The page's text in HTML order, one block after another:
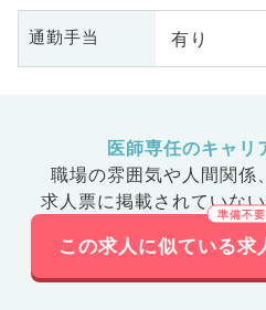
通勤手当 有り
医師専任のキャリ
職場の雰囲気や人間関係、
求人票に掲載されていな
この求人に似ている求